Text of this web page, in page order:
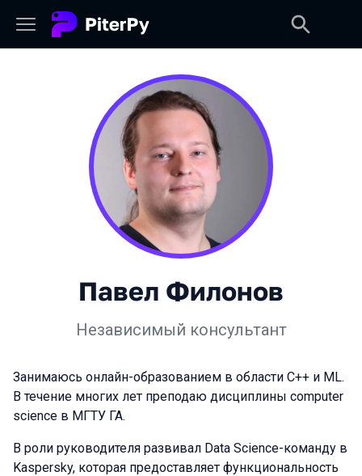
Павел Филонов
Независимый консультант
Занимаюсь онлайн-образованием в области C++ и ML.
В течение многих лет преподаю дисциплины computer
science в МГТУ ГА.
В роли руководителя развивал Data Science-команду в
Kaspersky, которая предоставляет функциональность